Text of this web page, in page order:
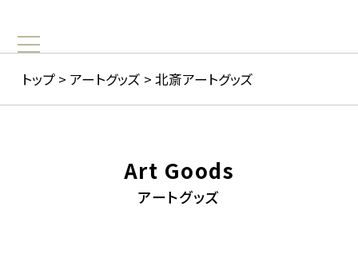
トップ> アートグッズ > 北斎アートグッズ
Art Goods
アートグッズ